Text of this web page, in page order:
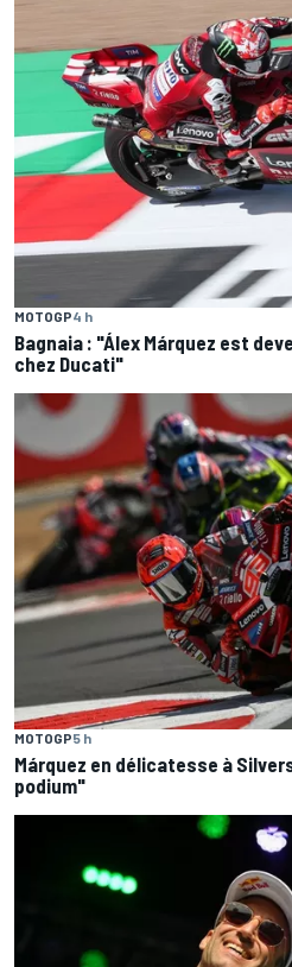
MOTOGP4 h
Bagnaia : "Álex Márquez est
chez Ducati"
MOTOGP5 h
Márquez en délicatesse à
podium"